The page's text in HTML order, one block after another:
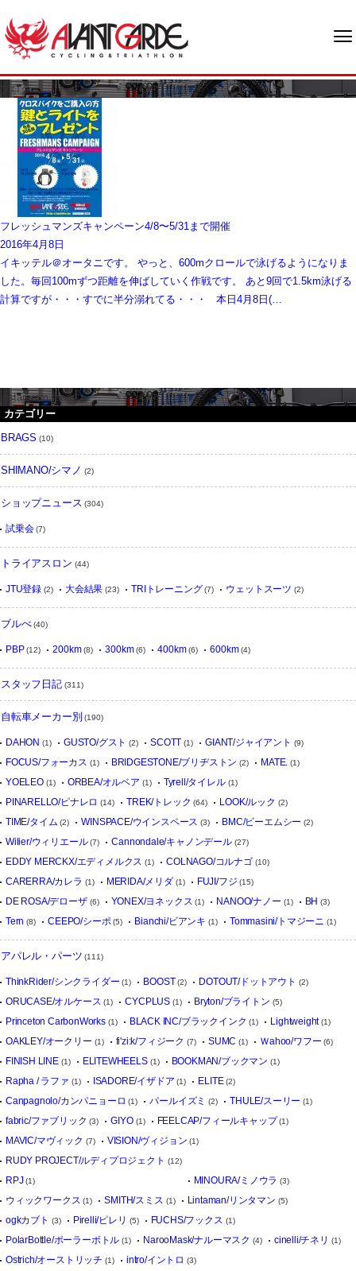
ブログ
フレッシュマンズキャンペーン4/8〜5/31まで開催
2016年4月8日
イキッテル＠オータニです。 やっと、600mクロールで泳げるようになりま
した。毎回100mずつ距離を伸ばしていく作戦です。 あと9回で1.5km泳げる
計算ですが・・・すでに半分溺れてる・・・ 本日4月8日(…
instargram feed
カテゴリー
BRAGS (10)
SHIMANO/シマノ (2)
ショップニュース (304)
試乗会(7)
トライアスロン (44)
JTU登録 (2) 大会結果 (23) TRIトレーニング (7) ウェットスーツ (2)
ブルべ(40)
PBP(12) 200km(8) 300km(6) 400km(6) 600km(4)
スタッフ日記(311)
自転車メーカー別 (190)
DAHON (1) GUSTO/グスト (2) SCOTT (1) GIANT/ジャイアント (9)
FOCUS/フォーカス (1) BRIDGESTONE/ブリヂストン (2) MATE. (1)
YOELEO(1) ORBEA/オルベア (1) Tyrell/タイレル(1)
PINARELLO/ピナレロ (14) TREK/トレック (64) LOOK/ルック (2)
TIME/タイム (2) WINSPACE/ウインスペース (3) BMC/ビーエムシー (2)
Wilier/ウィリエール(7) Cannondale/キャノンデール(27)
EDDY MERCKX/エディメルクス (1) COLNAGO/コルナゴ (10)
CARERRA/カレラ (1) MERIDA/メリダ (1) FUJI/フジ (15)
DE ROSA/デローザ (6) YONEX/ヨネックス (1) NANOO/ナノー (1) BH (3)
Tern (8) CEEPO/シーポ (5) Bianchi/ビアンキ (1) Tommasini/トマジーニ (1)
アパレル・パーツ (111)
ThinkRider/シンクライダー (1) BOOST (2) DOTOUT/ドットアウト (2)
ORUCASE/オルケース (1) CYCPLUS (1) Bryton/ブライトン (5)
Princeton CarbonWorks(1) BLACK INC/ブラックインク (1) Lightweight(1)
OAKLEY/オークリー (1) fi'zi:k/フィジーク (7) SUMC (1) Ｗahoo/ワフー (6)
FINISH LINE (1) ELITEWHEELS(1) BOOKMAN/ブックマン (1)
Rapha / ラファ (1) ISADORE/イザドア (1) ELITE (2)
Canpagnolo/カンパニョーロ (1) パールイズミ (2) THULE/スーリー (1)
fabric/ファブリック (3) GIYO(1) FEELCAP/フィールキャップ(1)
MAVIC/マヴィック (7) VISION/ヴィジョン (1)
RUDY PROJECT/ルディプロジェクト (12)
RPJ(1) MINOURA/ミノウラ (3)
ウィックワークス (1) SMITH/スミス (1) Lintaman/リンタマン (5)
ogkカブト (3) Pirelli/ピレリ (5) FUCHS/フックス (1)
PolarBottle/ポーラーボトル (1) NarooMask/ナルーマスク (4) cinelli/チネリ (1)
Ostrich/オーストリッチ (1) intro/イントロ (3)